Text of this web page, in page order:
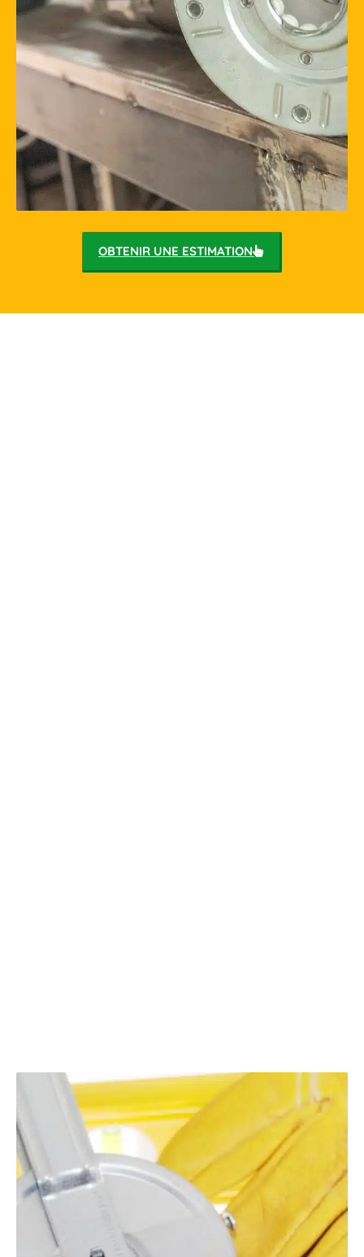
OBTENIR UNE ESTIMATION
ME FAIRE RAPPELER
Disponible Lundi - Dimanche: 7H - 23H
06 37 47 31 23